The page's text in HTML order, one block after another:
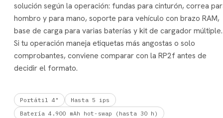
solución según la operación: fundas para cinturón, correa
hombro y para mano, soporte para vehículo con brazo RAM,
base de carga para varias baterías y kit de cargador múltiple.
Si tu operación maneja etiquetas más angostas o solo
comprobantes, conviene comparar con la RP2f antes de
decidir el formato.
Portátil 4"
Hasta 5 ips
Batería 4.900 mAh hot-swap (hasta 30 h)